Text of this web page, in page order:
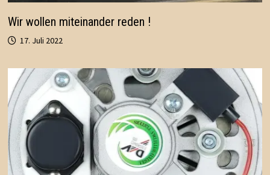
Wir wollen miteinander reden !
17. Juli 2022